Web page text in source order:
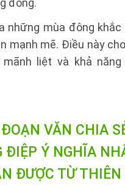
đồng.
những mùa đông khắc
mạnh mẽ. Điều này
liệt và khả
VĂN CHIA
ĐIỆP Ý NGHĨA
ĐƯỢC TỪ THIÊN